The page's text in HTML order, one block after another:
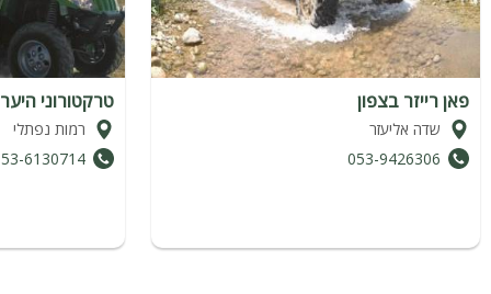
פאן רייזר בצפון
שדה אליעזר
053-9426306
טרקטורוני היער
רמות נפתלי
6130714